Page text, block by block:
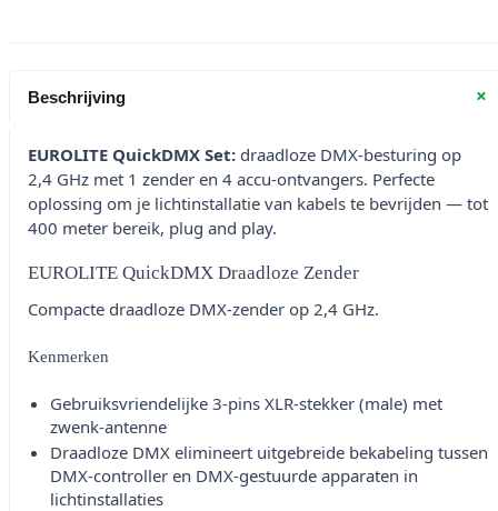
Beschrijving +
EUROLITE QuickDMX Set: draadloze DMX-besturing op
2,4 GHz met 1 zender en 4 accu-ontvangers. Perfecte
oplossing om je lichtinstallatie van kabels te bevrijden — tot
400 meter bereik, plug and play.
EUROLITE QuickDMX Draadloze Zender
Compacte draadloze DMX-zender op 2,4 GHz.
Kenmerken
Gebruiksvriendelijke 3-pins XLR-stekker (male) met
zwenk-antenne
Draadloze DMX elimineert uitgebreide bekabeling tussen
DMX-controller en DMX-gestuurde apparaten in
lichtinstallaties